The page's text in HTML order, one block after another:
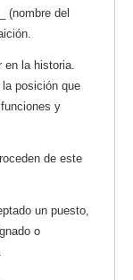
(nombre del
en la historia.
posición que
y
de este
un puesto,
o